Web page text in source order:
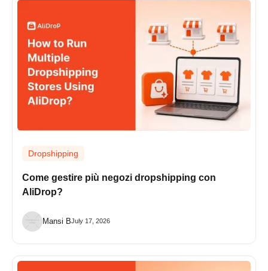
Dropshipping
Come gestire più negozi dropshipping con
AliDrop?
Mansi BJuly 17, 2026